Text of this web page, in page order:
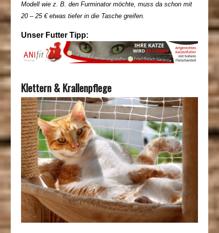
Modell wie z. B. den Furminatormöchte, muss da schon mit
20 – 25 € etwas tiefer in die Tasche greifen.
Unser Futter Tipp:
Klettern & Krallenpflege